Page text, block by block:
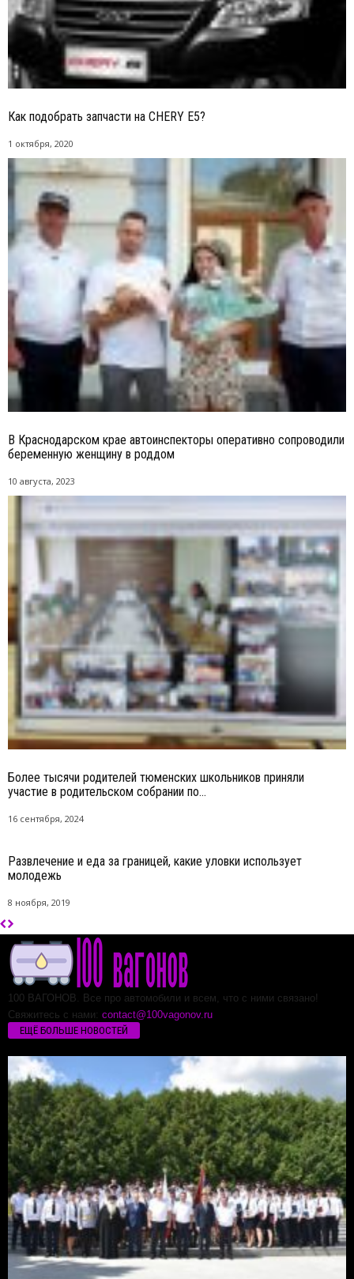
Как подобрать запчасти на CHERY E5?
1 октября, 2020
В Краснодарском крае автоинспекторы оперативно сопроводили
беременную женщину в роддом
10 августа, 2023
Более тысячи родителей тюменских школьников приняли
участие в родительском собрании по...
16 сентября, 2024
Развлечение и еда за границей, какие уловки использует
молодежь
8 ноября, 2019
100 ВАГОНОВ. Все про автомобили и всем, что с ними связано!
Свяжитесь с нами: contact@100vagonov.ru
ЕЩЁ БОЛЬШЕ НОВОСТЕЙ